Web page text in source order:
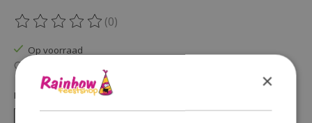
De beoordeling van dit product is
(0)
Op voorraad
Beschikbaarheid in de winkel controleren
Hoeveelheid:
×